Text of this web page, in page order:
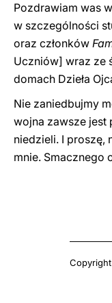
Pozdrawiam was
w szczególności
oraz członków
Uczniów] wraz ze
domach Dzieła
Nie zaniedbujmy
wojna zawsze jest
niedzieli. I proszę,
mnie. Smacznego